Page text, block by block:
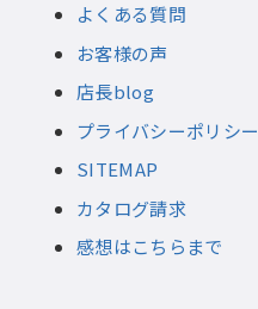
よくある質問
お客様の声
店長blog
プライバシーポリシー
SITEMAP
カタログ請求
感想はこちらまで